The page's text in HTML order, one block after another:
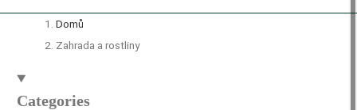
Domů
Zahrada a rostliny
Categories